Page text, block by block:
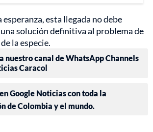
esperanza, esta llegada no debe
solución definitiva al problema de
la especie.
nuestro canal de WhatsApp Channels
Caracol
Google Noticias con toda la
de Colombia y el mundo.